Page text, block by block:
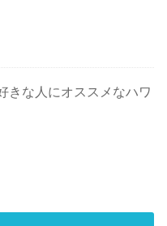
きな人にオススメなハワ